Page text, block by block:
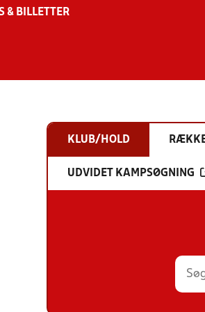
& BILLETTER
KLUB/HOLD
UDVIDET KAMPSØGNING